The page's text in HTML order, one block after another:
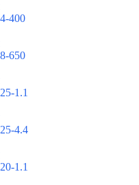
400
650
1.1
4.4
1.1